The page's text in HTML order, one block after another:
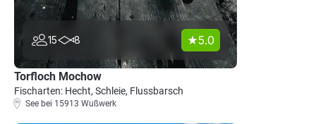
15 8 5.0
Torfloch Mochow
Fischarten: Hecht, Schleie, Flussbarsch
See bei 15913 Wußwerk